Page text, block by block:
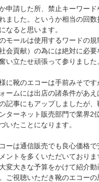
申請した所、禁止キーワード
ました。というか相当の回
なると思います。
モールは使用するワードの
会貢献）の為には絶対に必
い立たせ頑張って参りまし
に靴のエコーは手前みそです
ームには出店の諸条件があえ
記事にもアップしましたが、
ターネット販売部門で業界2
いたことになります。
ーは通信販売でも良心価格
ントを多くいただいており
変大きな予算をかけて紹介
ご視聴いただき靴のエコー